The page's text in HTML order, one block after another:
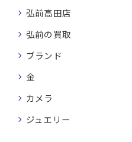
弘前高田店
弘前の買取
ブランド
金
カメラ
ジュエリー